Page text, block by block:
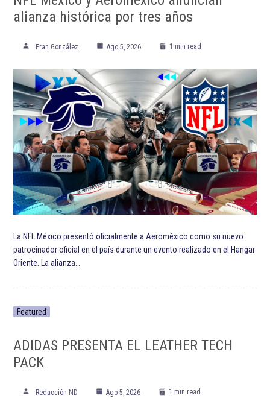
alianza histórica por tres años
Fran González Ago 5, 2026 1 min read
La NFL México presentó oficialmente a Aeroméxico como su nuevo
patrocinador oficial en el país durante un evento realizado en el Hangar
Oriente. La alianza…
Featured
ADIDAS PRESENTA EL LEATHER TECH
PACK
Redacción ND Ago 5, 2026 1 min read